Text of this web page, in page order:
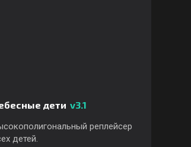
дети v3.1
реплейсер
детей.